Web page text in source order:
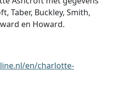
Taber, Buckley, Smith,
en Howard.
en/charlotte-